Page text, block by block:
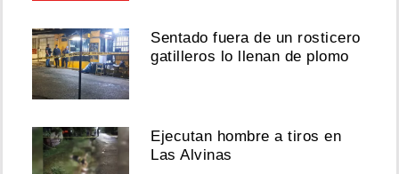
Sentado fuera de un rosticero
gatilleros lo llenan de plomo
Ejecutan hombre a tiros en
Las Alvinas